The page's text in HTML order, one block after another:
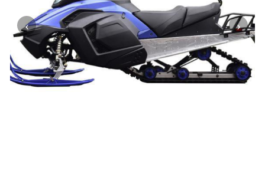
‹ ›